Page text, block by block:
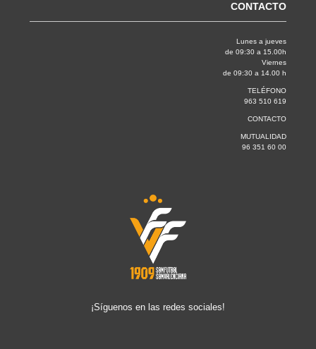
CONTACTO
Lunes a jueves
de 09:30 a 15.00h
Viernes
de 09:30 a 14.00 h
TELÉFONO
963 510 619
CONTACTO
MUTUALIDAD
96 351 60 00
¡Síguenos en las redes sociales!